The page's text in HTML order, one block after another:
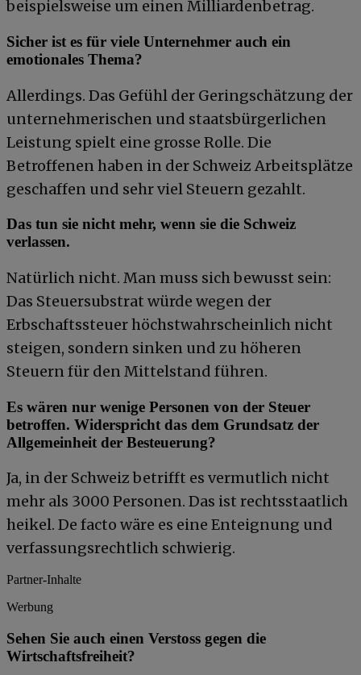
beispielsweise um einen Milliardenbetrag.
Sicher ist es für viele Unternehmer auch ein
emotionales Thema?
Allerdings. Das Gefühl der Geringschätzung der
unternehmerischen und staatsbürgerlichen
Leistung spielt eine grosse Rolle. Die
Betroffenen haben in der Schweiz Arbeitsplätze
geschaffen und sehr viel Steuern gezahlt.
Das tun sie nicht mehr, wenn sie die Schweiz
verlassen.
Natürlich nicht. Man muss sich bewusst sein:
Das Steuersubstrat würde wegen der
Erbschaftssteuer höchstwahrscheinlich nicht
steigen, sondern sinken und zu höheren
Steuern für den Mittelstand führen.
Es wären nur wenige Personen von der Steuer
betroffen. Widerspricht das dem Grundsatz der
Allgemeinheit der Besteuerung?
Ja, in der Schweiz betrifft es vermutlich nicht
mehr als 3000 Personen. Das ist rechtsstaatlich
heikel. De facto wäre es eine Enteignung und
verfassungsrechtlich schwierig.
Partner-Inhalte
Werbung
Sehen Sie auch einen Verstoss gegen die
Wirtschaftsfreiheit?